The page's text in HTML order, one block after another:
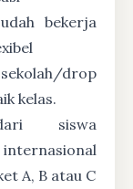
bekerja
drop
kelas.
siswa
A, B atau C